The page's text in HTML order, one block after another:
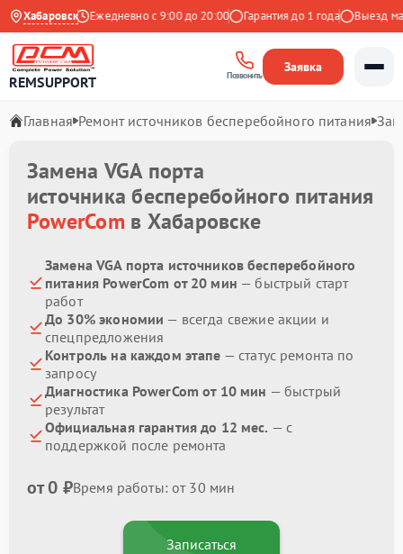
Хабаровск
на Яндекс Ежедневно с 9:00 до 20:00 Гарантия до 1 года Выезд
REMSUPPORT Позвонить
Заявка
Главная Ремонт источников бесперебойного питания
Замена VGA порта
источника бесперебойного питания
PowerComв Хабаровске
Замена VGA порта источников бесперебойного
питания PowerCom от 20 мин — быстрый старт
работ
До 30% экономии — всегда свежие акции и
спецпредложения
Контроль на каждом этапе — статус ремонта по
запросу
Диагностика PowerCom от 10 мин — быстрый
результат
Официальная гарантия до 12 мес. — с
поддержкой после ремонта
от 0 ₽Время работы: от 30 мин
Записаться